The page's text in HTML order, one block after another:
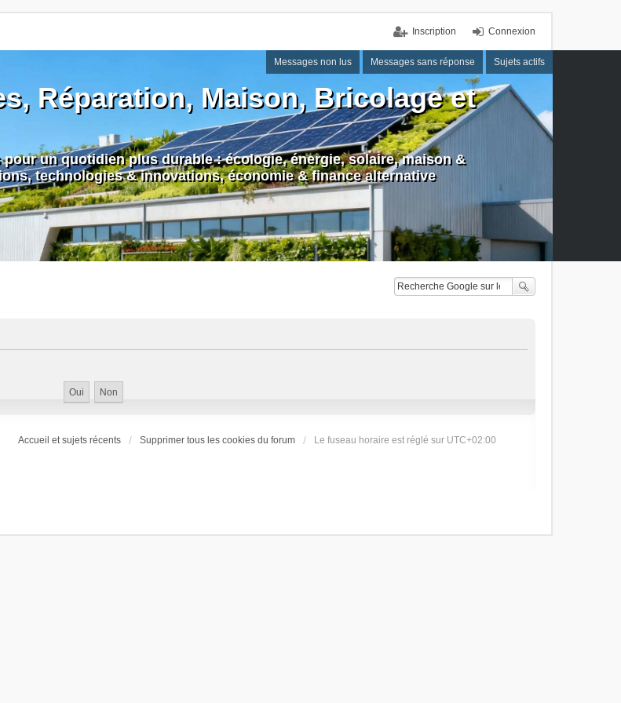
Connexion
Inscription
Messages non lus Messages sans réponse Sujets actifs
Réparation, Maison, Bricolage et
un quotidien plus durable : écologie, énergie, solaire, maison &
technologies & innovations, économie & finance alternative
Accueil et sujets récents Supprimer tous les cookies du forum Le fuseau horaire est réglé sur UTC+02:00